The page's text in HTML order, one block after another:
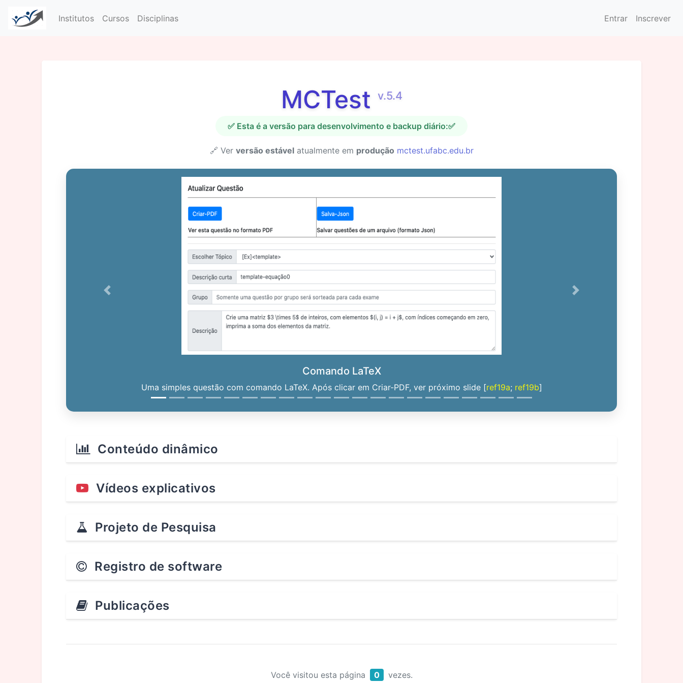
Institutos Cursos Disciplinas Entrar Inscrever
MCTest v.5.4
✅ Esta é a versão para desenvolvimento e backup diário:✅
🔗 Ver versão estávelatualmente em produção mctest.ufabc.edu.br
Comando LaTeX
Uma simples questão com comando LaTeX. Após clicar em Criar-PDF, ver próximo slide [ref19a; ref19b]
Previous Next
Conteúdo dinâmico
Vídeos explicativos
Projeto de Pesquisa
Registro de software
Publicações
Você visitou esta página 0 vezes.